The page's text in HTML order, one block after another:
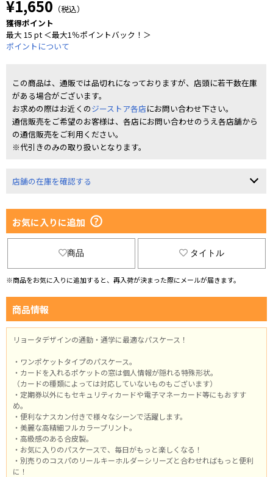
¥1,650 （税込）
獲得ポイント
最大 15 pt ＜最大1％ポイントバック！＞
ポイントについて
この商品は、通販では品切れになっておりますが、店頭に若干数在庫
がある場合がございます。
お求めの際はお近くのジーストア各店にお問い合わせ下さい。
通信販売をご希望のお客様は、各店にお問い合わせのうえ各店舗から
の通信販売をご利用ください。
※代引きのみの取り扱いとなります。
店舗の在庫を確認する
お気に入りに追加
商品 タイトル
※商品をお気に入りに追加すると、再入荷が決まった際にメールが届きます。
商品情報
リョータデザインの通勤・通学に最適なパスケース！
・ワンポケットタイプのパスケース。
・カードを入れるポケットの窓は個人情報が隠れる特殊形状。
（カードの種類によっては対応していないものもございます）
・定期券以外にもセキュリティカードや電子マネーカード等にもおすす
め。
・便利なナスカン付きで様々なシーンで活躍します。
・美麗な高精細フルカラープリント。
・高級感のある合皮製。
・お気に入りのパスケースで、毎日がもっと楽しくなる！
・別売りのコスパのリールキーホルダーシリーズと合わせればもっと便利
に！